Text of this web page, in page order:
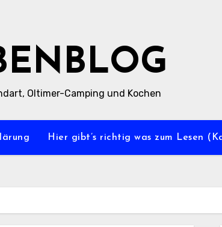
Oltimer-Camping und Kochen
Hier gibt’s richtig was zum Lesen